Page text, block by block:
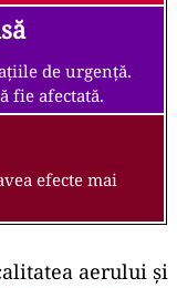
de urgență.
fie afectată.
efecte mai
aerului și